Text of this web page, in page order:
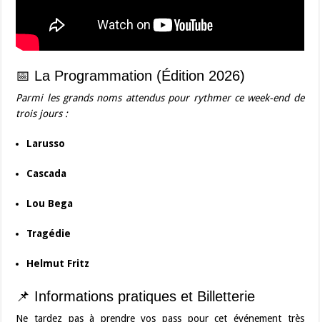
📅 La Programmation (Édition 2026)
Parmi les grands noms attendus pour rythmer ce week-end de
trois jours :
Larusso
Cascada
Lou Bega
Tragédie
Helmut Fritz
📌 Informations pratiques et Billetterie
Ne tardez pas à prendre vos pass pour cet événement très